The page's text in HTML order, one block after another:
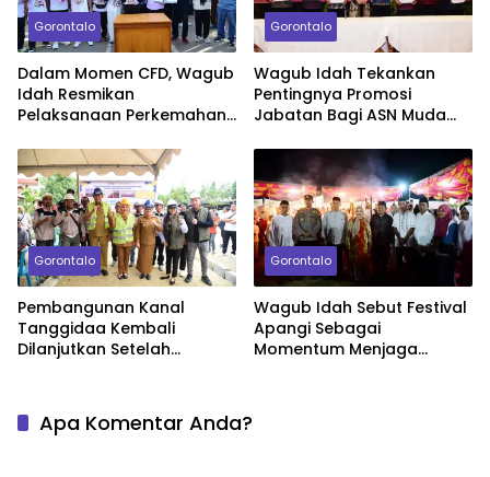
Gorontalo
Dalam Momen CFD, Wagub
Idah Resmikan
Pelaksanaan Perkemahan
2025
Gorontalo
Wagub Idah Tekankan
Pentingnya Promosi
Jabatan Bagi ASN Muda
Gorontalo
Pembangunan Kanal
Tanggidaa Kembali
Dilanjutkan Setelah
Gorontalo
Wagub Idah Sebut Festival
Apangi Sebagai
Momentum Menjaga
Apa Komentar Anda?